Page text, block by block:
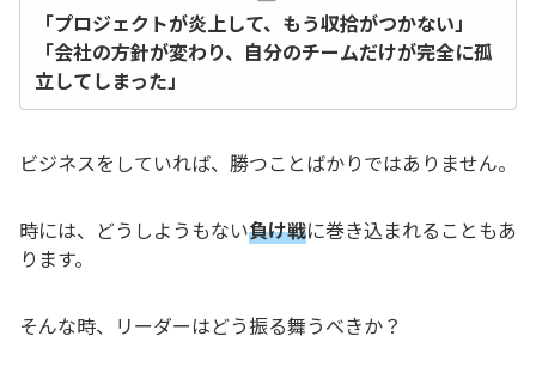
「プロジェクトが炎上して、もう収拾がつかない」
「会社の方針が変わり、自分のチームだけが完全に孤
立してしまった」
ビジネスをしていれば、勝つことばかりではありません。
時には、どうしようもない負け戦に巻き込まれることもあ
ります。
そんな時、リーダーはどう振る舞うべきか？